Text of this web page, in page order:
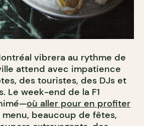
vibrera au rythme de
attend avec impatience
des touristes, des DJs et
Le week-end de la F1
où aller pour en profiter
menu, beaucoup de fêtes,